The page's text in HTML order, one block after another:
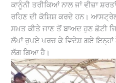
ਕਾਨੂੰਨੀ ਤਰੀਕਿਆਂ ਨਾਲ ਜਾਂ ਵੀਜ਼ਾ
ਰਹਿਣ ਦੀ ਕੋਸ਼ਿਸ਼ ਕਰਦੇ ਹਨ।
ਸਖ਼ਤ ਕੀਤੇ ਜਾਣ ਤੋਂ ਬਾਅਦ ਹੁਣ ਛੋਟੀ
ਲੱਖਾਂ ਰੁਪਏ ਖਰਚ ਕੇ ਵਿਦੇਸ਼ ਗਏ ਇਨ੍ਹਾਂ
ਲੱਗ ਗਿਆ ਹੈ।